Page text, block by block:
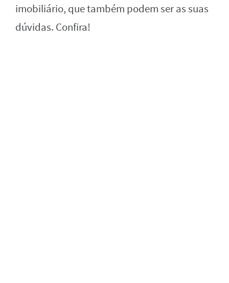
imobiliário, que também podem ser as suas
dúvidas. Confira!